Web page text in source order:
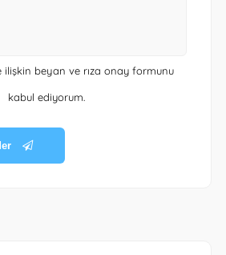
ilişkin beyan ve rıza onay formunu
kabul ediyorum.